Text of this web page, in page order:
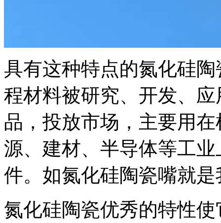
具有这种特点的氮化硅
程材料被研究、开发、
品，投放市场，主要用
源、建材、半导体等工
件。如氮化硅陶瓷嘴就
氮化硅陶瓷优秀的特性